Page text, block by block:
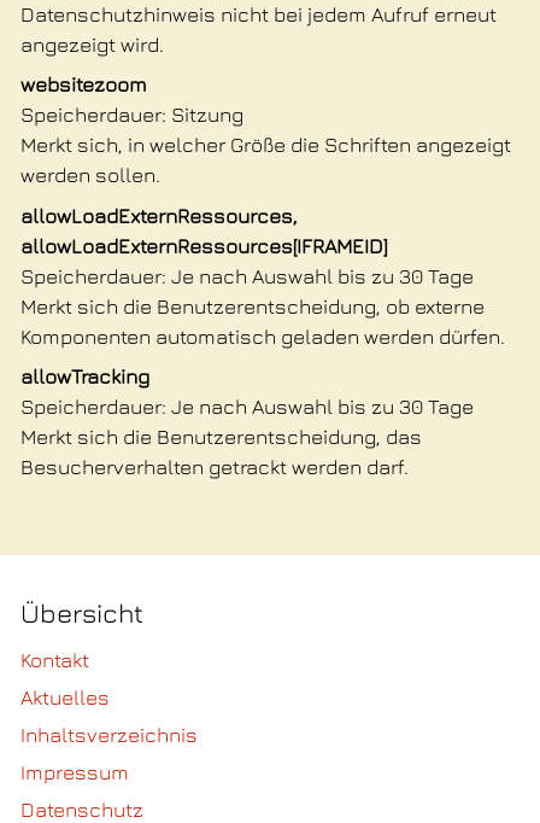
Datenschutzhinweis nicht bei jedem Aufruf erneut
angezeigt wird.
websitezoom
Speicherdauer Sitzung
Merkt sich, in welcher Größe die Schriften angezeigt
werden sollen.
allowLoadExternRessources,
allowLoadExternRessources[IFRAMEID]
Speicherdauer Je nach Auswahl bis zu 30 Tage
Merkt sich die Benutzerentscheidung, ob externe
Komponenten automatisch geladen werden dürfen.
allowTracking
Speicherdauer Je nach Auswahl bis zu 30 Tage
Merkt sich die Benutzerentscheidung, das
Besucherverhalten getrackt werden darf.
Übersicht
Kontakt
Aktuelles
Inhaltsverzeichnis
Impressum
Datenschutz